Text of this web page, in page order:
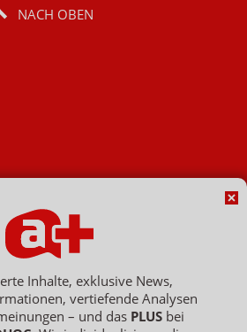
NACH OBEN
Inhalte, exklusive News,
vertiefende Analysen
– und das PLUS bei